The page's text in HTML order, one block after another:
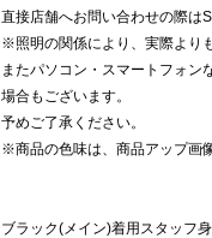
直接店舗へお問い合わせの際は
※照明の関係により、実際より
またパソコン・スマートフォン
場合もございます。
予めご了承ください。
※商品の色味は、商品アップ画
ブラック(メイン)着用スタッ